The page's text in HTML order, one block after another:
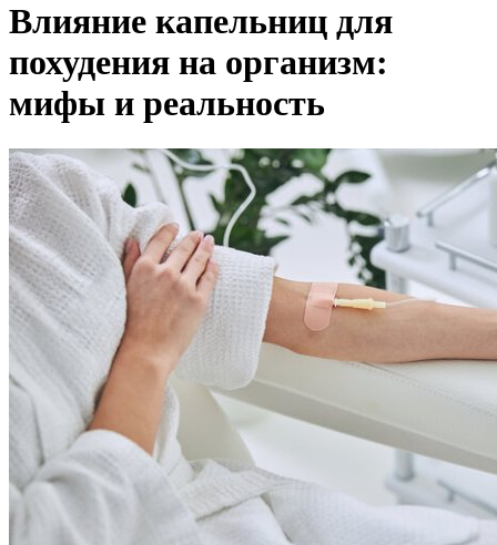
Влияние капельниц для
похудения на организм:
мифы и реальность